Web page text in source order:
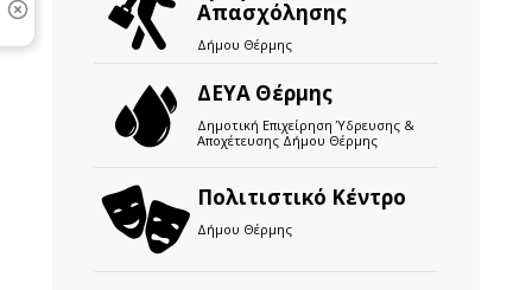
Απασχόλησης
Δήμου Θέρμης
ΔΕΥΑ Θέρμης
Δημοτική Επιχείρηση Ύδρευσης &
Αποχέτευσης Δήμου Θέρμης
Πολιτιστικό Κέντρο
Δήμου Θέρμης